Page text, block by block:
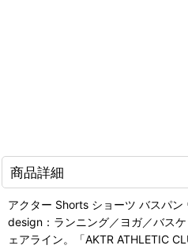
商品詳細
アクター Shorts ショーツ バスパ
design：ランニング／ヨガ／バス
ェアライン。「AKTR ATHLETIC